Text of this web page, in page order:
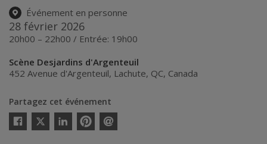
Événement en personne
28 février 2026
20h00 – 22h00 / Entrée: 19h00
Scène Desjardins d'Argenteuil
452 Avenue d'Argenteuil, Lachute, QC, Canada
Partagez cet événement
Twitter